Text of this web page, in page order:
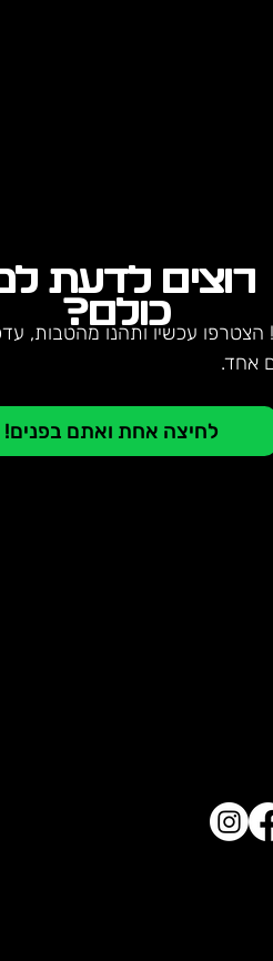
רוצים לדעת
כולם?
עכשיו ותהנו מהטבות,
אחד.
לחיצה אחת ואתם בפנים!